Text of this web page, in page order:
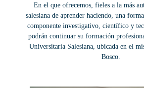
En el que ofrecemos, fieles a la más
salesiana de aprender haciendo, una
componente investigativo, científico y
podrán continuar su formación
Universitaria Salesiana, ubicada en el
Bosco.